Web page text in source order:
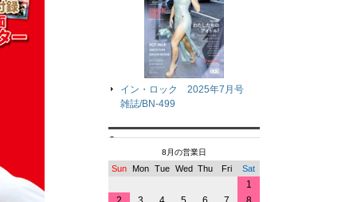
イン・ロック 2025年7月号
雑誌/BN-499
8月の営業日
Sun Mon Tue Wed Thu Fri Sat
1